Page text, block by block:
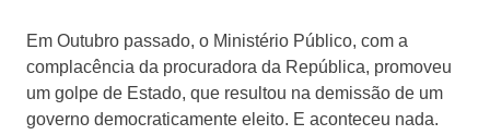
Em Outubro passado, o Ministério Público, com a
complacência da procuradora da República, promoveu
um golpe de Estado, que resultou na demissão de um
governo democraticamente eleito. E aconteceu nada.